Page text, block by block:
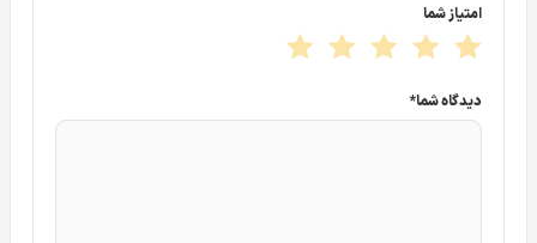
امتیاز شما
دیدگاه شما*